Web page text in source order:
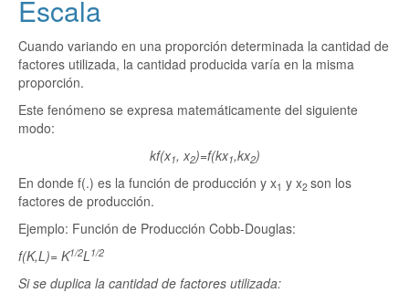
Escala
Cuando variando en una proporción determinada la cantidad de
factores utilizada, la cantidad producida varía en la misma
proporción.
Este fenómeno se expresa matemáticamente del siguiente
modo:
kf(x1, x2)=f(kx1,kx2)
En donde f(.) es la función de producción y x1 y x2 son los
factores de producción.
Ejemplo: Función de Producción Cobb-Douglas:
f(K,L)= K1/2L 1/2
Si se duplica la cantidad de factores utilizada: